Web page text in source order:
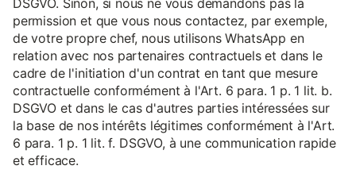
permission et que vous nous contactez, par exemple,
de votre propre chef, nous utilisons WhatsApp en
relation avec nos partenaires contractuels et dans le
cadre de l'initiation d'un contrat en tant que mesure
contractuelle conformément à l'Art. 6 para. 1 p. 1 lit. b.
DSGVO et dans le cas d'autres parties intéressées sur
la base de nos intérêts légitimes conformément à l'Art.
6 para. 1 p. 1 lit. f. DSGVO, à une communication rapide
et efficace.